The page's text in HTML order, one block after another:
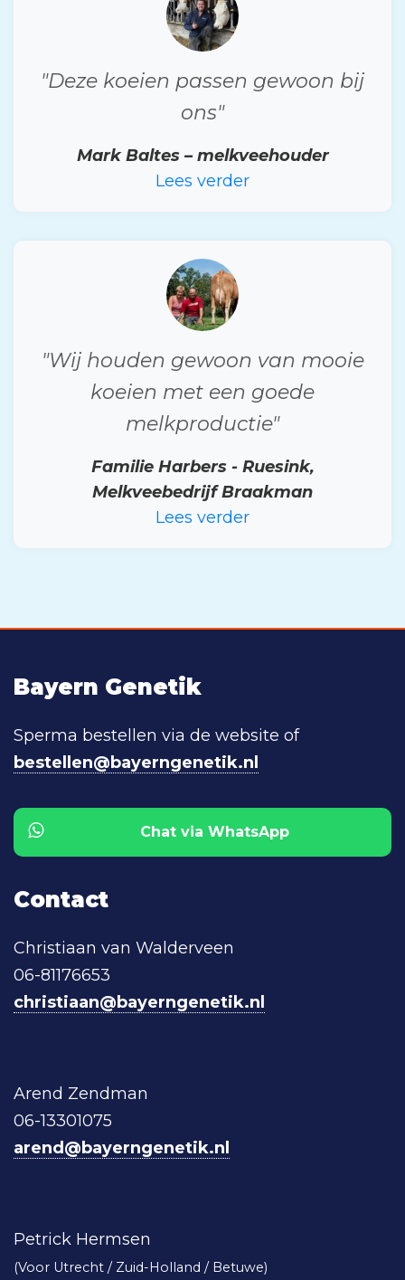
"Deze koeien passen gewoon bij
ons"
Mark Baltes – melkveehouder
Lees verder
"Wij houden gewoon van mooie
koeien met een goede
melkproductie"
Familie Harbers - Ruesink,
Melkveebedrijf Braakman
Lees verder
Bayern Genetik
Sperma bestellen via de website of
bestellen@bayerngenetik.nl
Chat via WhatsApp
Contact
Christiaan van Walderveen
06-81176653
christiaan@bayerngenetik.nl
Arend Zendman
06-13301075
arend@bayerngenetik.nl
Petrick Hermsen
(Voor Utrecht / Zuid-Holland / Betuwe)